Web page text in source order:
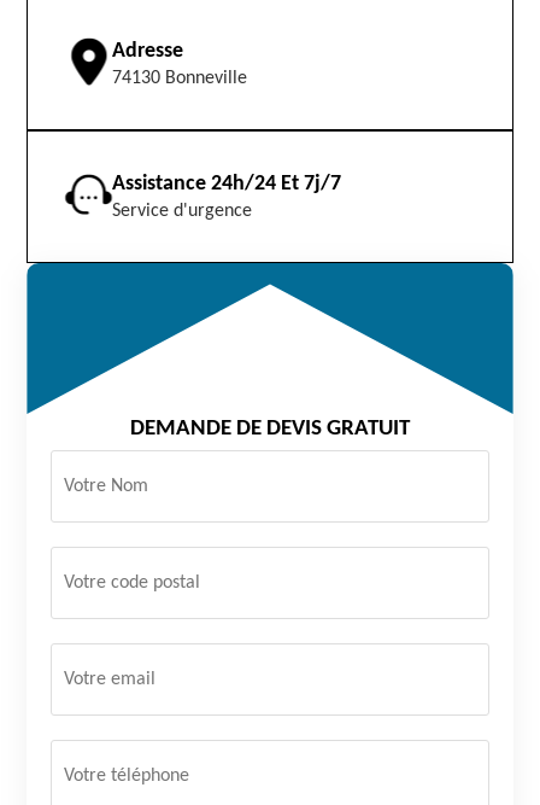
Adresse
74130 Bonneville
Assistance 24h/24 Et 7j/7
Service d'urgence
DEMANDE DE DEVIS GRATUIT